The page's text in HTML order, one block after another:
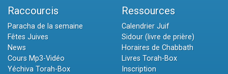
Raccourcis
Paracha de la semaine
Fêtes Juives
News
Cours Mp3-Vidéo
Yéchiva Torah-Box
Ressources
Calendrier Juif
Sidour (livre de prière)
Horaires de Chabbath
Livres Torah-Box
Inscription